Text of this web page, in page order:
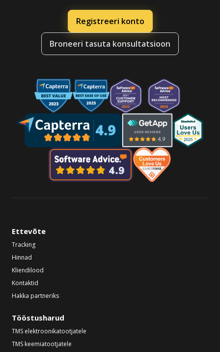
Registreeri konto
Broneeri tasuta konsultatsioon
Ettevõte
Tracking
Hinnad
Kliendilood
Kontaktid
Hakka partneriks
Tööstusharud
TMS elektroonikatootjatele
TMS keemiatootjatele